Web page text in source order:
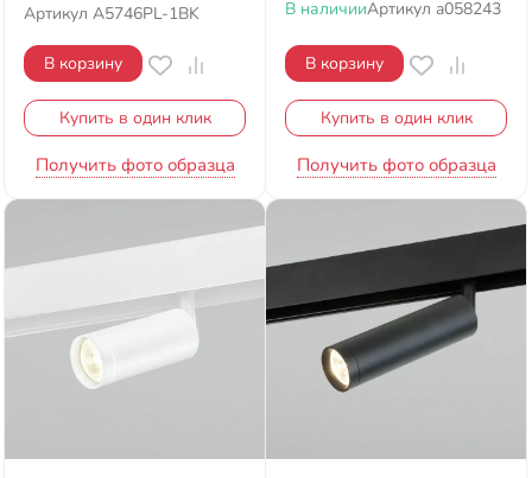
Артикул A5746PL-1BK
В корзину
Купить в один клик
Получить фото образца
В наличииАртикул a058243
В корзину
Купить в один клик
Получить фото образца